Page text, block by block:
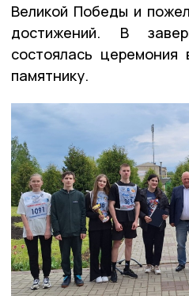
Великой Победы и
достижений. В
состоялась церемония
памятнику.